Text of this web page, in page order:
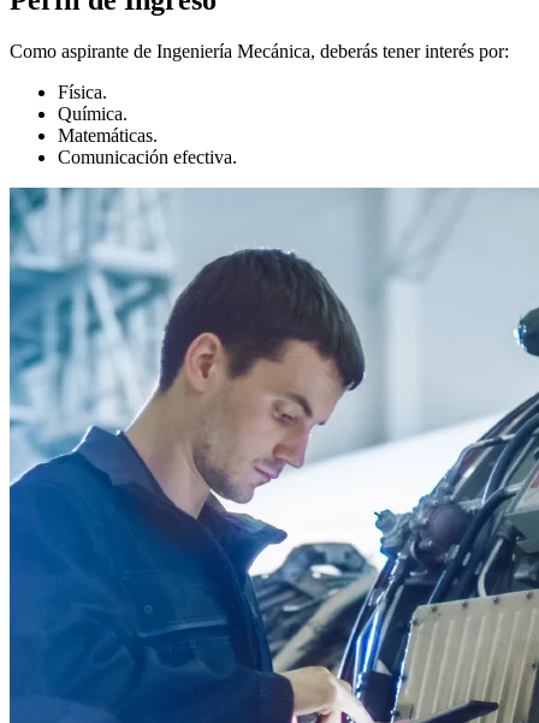
Como aspirante de Ingeniería Mecánica, deberás tener interés por:
Física.
Química.
Matemáticas.
Comunicación efectiva.